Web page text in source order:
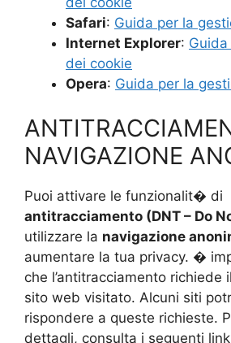
Safari: Guida per la
Internet Explorer:
dei cookie
Opera: Guida per la
NAVIGAZIONE
Puoi attivare le funzionalit� di
antitracciamento (DNT – Do
utilizzare la navigazione
aumentare la tua privacy. �
che l’antitracciamento richiede
sito web visitato. Alcuni siti
rispondere a queste richieste.
dettagli, consulta i seguenti